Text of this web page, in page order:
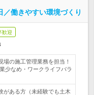
働きやすい環境づくり
歓迎
の施工管理業務を担当！
少なめ・ワークライフバラ
がある方（未経験でも土木